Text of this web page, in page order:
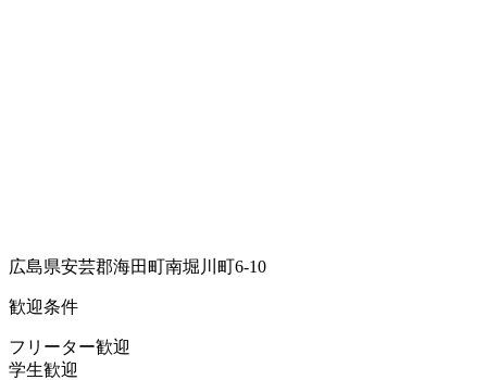
広島県安芸郡海田町南堀川町6-10
歓迎条件
フリーター歓迎
学生歓迎